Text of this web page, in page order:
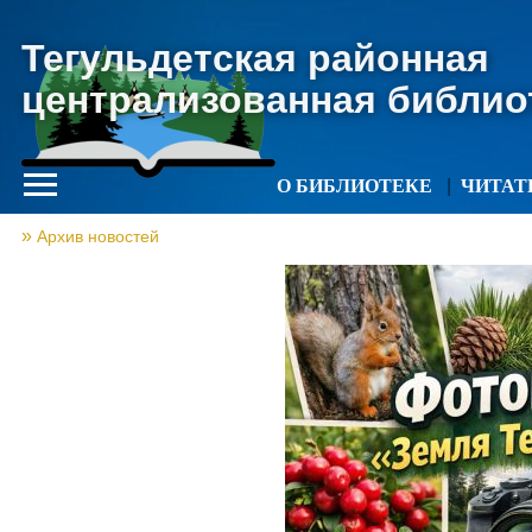
Тегульдетская районная
централизованная
О БИБЛИОТЕКЕ
Архив новостей